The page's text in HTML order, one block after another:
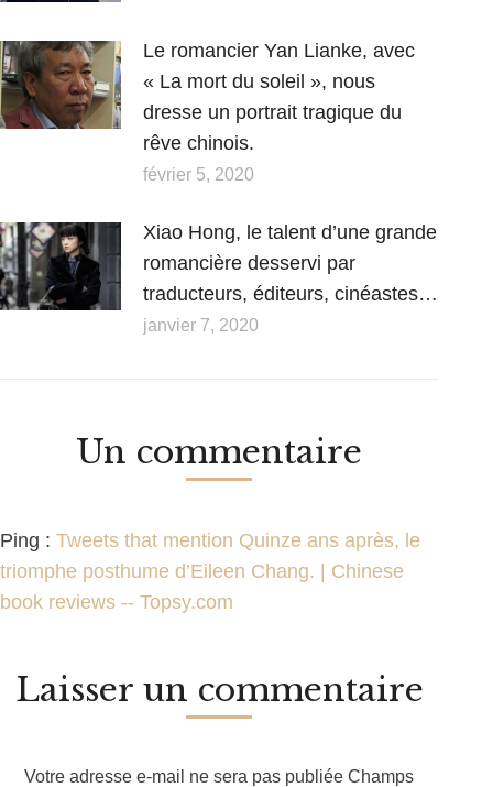
Le romancier Yan Lianke, avec
« La mort du soleil », nous
dresse un portrait tragique du
rêve chinois.
février 5, 2020
Xiao Hong, le talent d’une grande
romancière desservi par
traducteurs, éditeurs, cinéastes…
janvier 7, 2020
Un commentaire
Ping : Tweets that mention Quinze ans après, le
triomphe posthume d’Eileen Chang. | Chinese
book reviews -- Topsy.com
Laisser un commentaire
Votre adresse e-mail ne sera pas publiée Champs